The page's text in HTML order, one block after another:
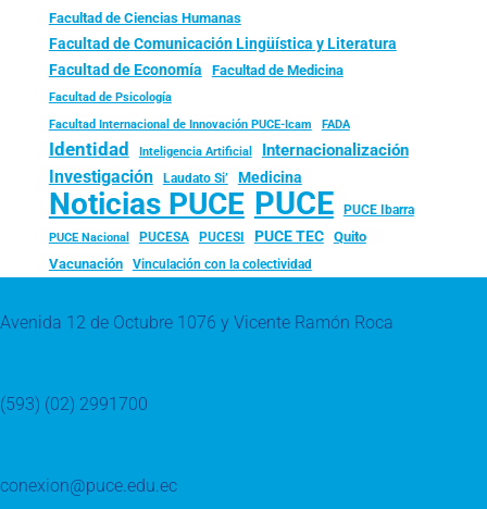
Facultad de Ciencias Humanas
Facultad de Comunicación Lingüística y Literatura
Facultad de Economía Facultad de Medicina
Facultad de Psicología
Facultad Internacional de Innovación PUCE-Icam FADA
Identidad Inteligencia Artificial Internacionalización
Investigación Laudato Si’ Medicina
Noticias PUCE PUCE PUCE Ibarra
PUCE Nacional PUCESA PUCESI PUCE TEC
Quito
Vacunación
Vinculación con la colectividad
Avenida 12 de Octubre 1076 y Vicente Ramón Roca
(593) (02) 2991700
conexion@puce.edu.ec